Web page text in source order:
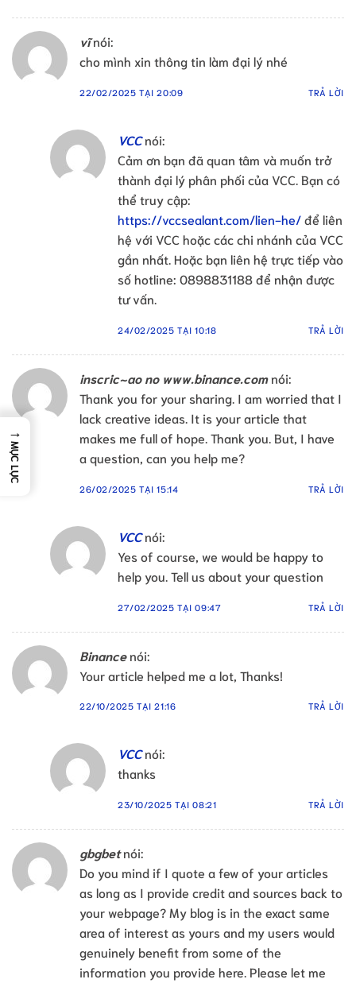
vĩ nói:
cho mình xin thông tin làm đại lý nhé
22/02/2025 TẠI 20:09 TRẢ LỜI
VCC nói:
Cảm ơn bạn đã quan tâm và muốn trở
thành đại lý phân phối của VCC. Bạn có
thể truy cập:
https://vccsealant.com/lien-he/để liên
hệ với VCC hoặc các chi nhánh của VCC
gần nhất. Hoặc bạn liên hệ trực tiếp vào
số hotline: 0898831188 để nhận được
tư vấn.
24/02/2025 TẠI 10:18 TRẢ LỜI
inscric~ao no www.binance.com nói:
Thank you for your sharing. I am worried that I
lack creative ideas. It is your article that
makes me full of hope. Thank you. But, I have
a question, can you help me?
26/02/2025 TẠI 15:14 TRẢ LỜI
VCC nói:
Yes of course, we would be happy to
help you. Tell us about your question
27/02/2025 TẠI 09:47 TRẢ LỜI
Binance nói:
Your article helped me a lot, Thanks!
22/10/2025 TẠI 21:16 TRẢ LỜI
VCC nói:
thanks
23/10/2025 TẠI 08:21 TRẢ LỜI
gbgbet nói:
Do you mind if I quote a few of your articles
as long as I provide credit and sources back to
your webpage? My blog is in the exact same
area of interest as yours and my users would
genuinely benefit from some of the
information you provide here. Please let me
→
MỤC LỤC